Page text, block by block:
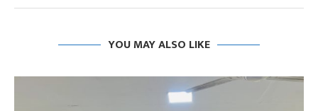
YOU MAY ALSO LIKE